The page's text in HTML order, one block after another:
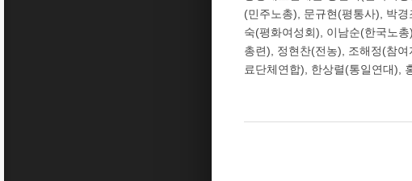
(민주노총), 문규현(평통사), 박
숙(평화여성회), 이남순(한국노
총련), 정현찬(전농), 조해정(참
료단체연합), 한상렬(통일연대),